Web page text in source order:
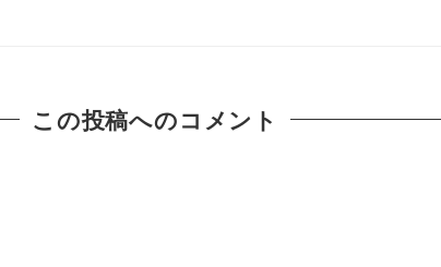
この投稿へのコメント